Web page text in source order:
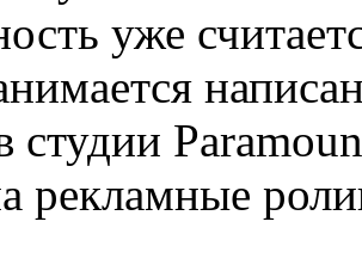
уже
студии
рекламные